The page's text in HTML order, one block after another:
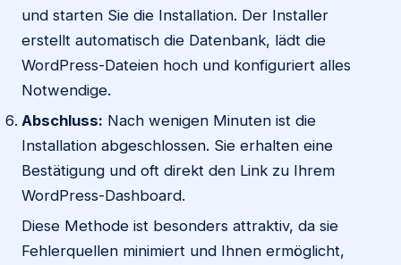
und starten Sie die Installation. Der Installer
erstellt automatisch die Datenbank, lädt die
WordPress-Dateien hoch und konfiguriert alles
Notwendige.
Abschluss: Nach wenigen Minuten ist die
Installation abgeschlossen. Sie erhalten eine
Bestätigung und oft direkt den Link zu Ihrem
WordPress-Dashboard.
Diese Methode ist besonders attraktiv, da sie
Fehlerquellen minimiert und Ihnen ermöglicht,